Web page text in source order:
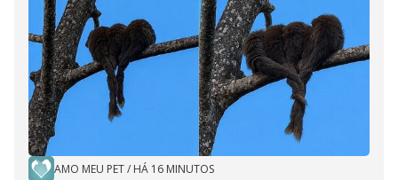
e
o
AMO MEU PET/ HÁ 16 MINUTOS